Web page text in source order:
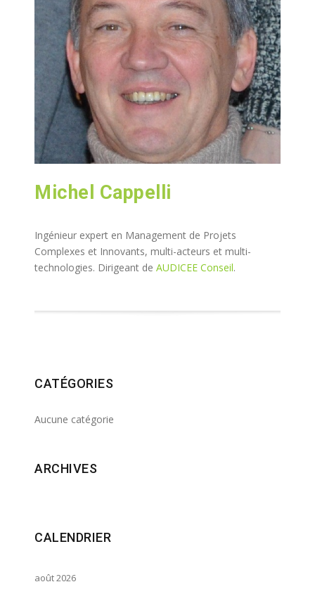
Michel Cappelli
Ingénieur expert en Management de Projets
Complexes et Innovants, multi-acteurs et multi-
technologies. Dirigeant de AUDICEE Conseil.
CATÉGORIES
Aucune catégorie
ARCHIVES
CALENDRIER
août 2026